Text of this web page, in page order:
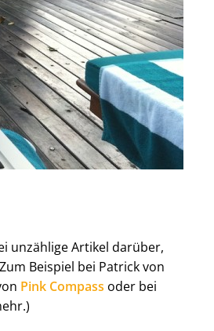
unzählige Artikel darüber,
Beispiel bei Patrick von
Pink Compass oder bei